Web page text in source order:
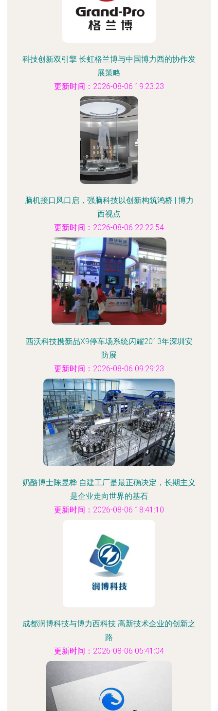
科技创新双引擎 长虹格兰博与中国博力西的协作发
展策略
更新时间：2026-08-06 19:23:23
脑机接口风口启，强脑科技以创新构筑鸿桥 | 博力
西视点
更新时间：2026-08-06 22:22:54
西沃科技携新品X9停车场系统闪耀2013年深圳安
防展
更新时间：2026-08-06 09:29:23
奶酪博士陈昱桦 自建工厂是最正确决定，长期主义
是企业走向世界的基石
更新时间：2026-08-06 18:41:10
成都润博科技与博力西科技 高新技术企业的创新之
路
更新时间：2026-08-06 05:41:04